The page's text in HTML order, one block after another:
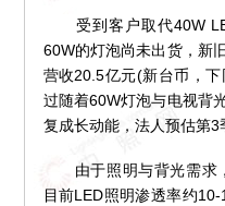
受到客户取代40W
60W的灯泡尚未出货，新
营收20.5亿元(新台币，
过随着60W灯泡与电视背
复成长动能，法人预估第3
由于照明与背光需求，
目前LED照明渗透率约